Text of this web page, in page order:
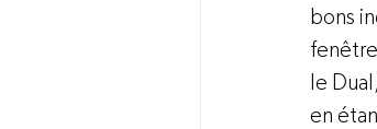
bons
le
en